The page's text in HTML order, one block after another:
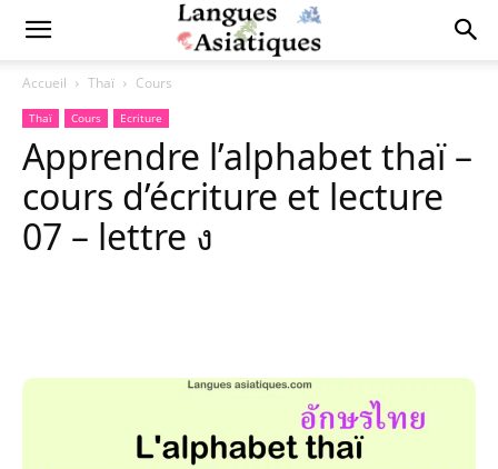
Accueil Thaï Cours
Thaï Cours Ecriture
Apprendre l’alphabet thaï –
cours d’écriture et lecture
07 – lettre ง